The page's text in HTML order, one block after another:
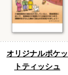
オリジナルポケッ
トティッシュ